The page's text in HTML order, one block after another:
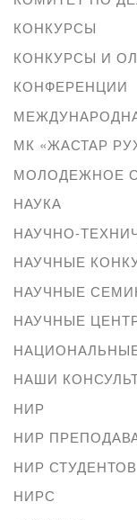
КОНКУРСЫ
КОНКУРСЫ И
КОНФЕРЕНЦИИ
МК «ЖАСТАР
МОЛОДЕЖНОЕ
НАУКА
НАУЧНО-
НАУЧНЫЕ
НАУЧНЫЕ
НАУЧНЫЕ
НАШИ
НИР
НИР
НИР СТУДЕНТОВ
НИРС